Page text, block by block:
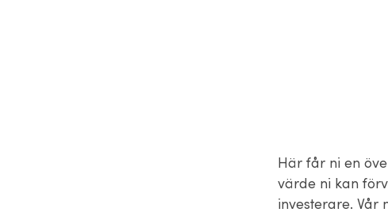
Här får ni en
värde ni kan
investerare. Vår